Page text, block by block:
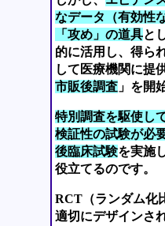
なデータ（有効性
「攻め」の道具と
的に活用し、得ら
して医療機関に提
市販後調査 」を開
特別調査を駆使し
検証性の試験が必
後臨床試験を実施
役立てるのです。
RCT（ランダム化
適切にデザインさ